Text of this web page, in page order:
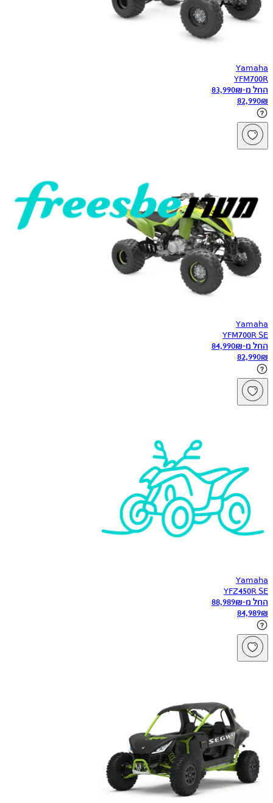
Yamaha
YFM700R
החל מ-
83,990₪
82,990₪
Yamaha
YFM700R SE
החל מ-
84,990₪
82,990₪
Yamaha
YFZ450R SE
החל מ-
88,989₪
84,989₪